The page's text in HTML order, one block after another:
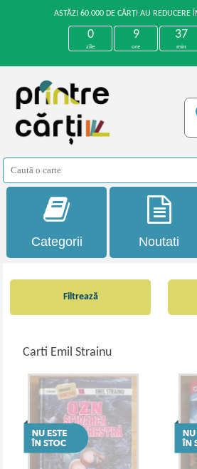
ASTĂZI 60.000 DE CĂRȚI AU REDUCERE
0
zile
9
ore
37
min
Categorii Noutati
Filtrează
Carti Emil Strainu